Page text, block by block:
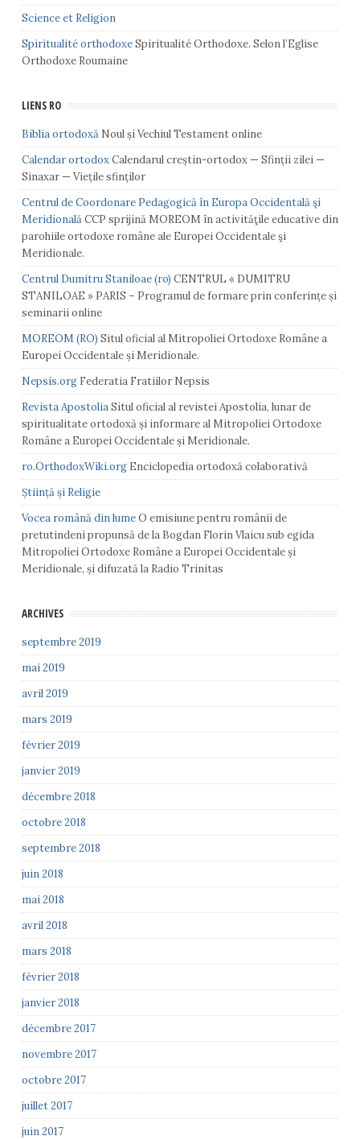
Science et Religion
Spiritualité orthodoxeSpiritualité Orthodoxe. Selon l’Eglise
Orthodoxe Roumaine
LIENS RO
Biblia ortodoxăNoul și Vechiul Testament online
Calendar ortodoxCalendarul creștin-ortodox — Sfinții zilei —
Sinaxar — Viețile sfinților
Centrul de Coordonare Pedagogică în Europa Occidentală şi
MeridionalăCCP sprijină MOREOM în activităţile educative din
parohiile ortodoxe române ale Europei Occidentale şi
Meridionale.
Centrul Dumitru Staniloae (ro)
STANILOAE » PARIS – Programul de formare prin conferințe și
seminarii online
MOREOM (RO) Situl oficial al Mitropoliei Ortodoxe Române a
Europei Occidentale și Meridionale.
Nepsis.orgFederatia Fratiilor Nepsis
Revista ApostoliaSitul oficial al revistei Apostolia, lunar de
spiritualitate ortodoxă și informare al Mitropoliei Ortodoxe
Române a Europei Occidentale și Meridionale.
ro.OrthodoxWiki.orgEnciclopedia ortodoxă colaborativă
Știință și Religie
Vocea română din lumeO emisiune pentru românii de
pretutindeni propunsă de la Bogdan Florin Vlaicu sub egida
Mitropoliei Ortodoxe Române a Europei Occidentale și
Meridionale, și difuzată la Radio Trinitas
ARCHIVES
septembre 2019
mai 2019
avril 2019
mars 2019
février 2019
janvier 2019
décembre 2018
octobre 2018
septembre 2018
juin 2018
mai 2018
avril 2018
mars 2018
février 2018
janvier 2018
décembre 2017
novembre 2017
octobre 2017
juillet 2017
juin 2017